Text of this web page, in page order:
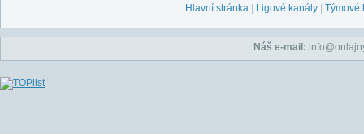
Hlavní stránka Ligové kanály Týmové
Náš e-mail: